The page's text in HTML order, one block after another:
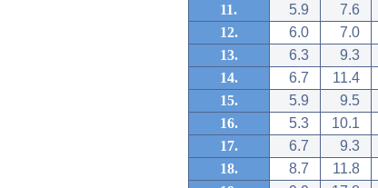
11.
5.9 7.6
12.
6.0 7.0
13.
6.3 9.3
14.
6.7 11.4
15.
5.9 9.5
16.
5.3 10.1
17.
6.7 9.3
18.
8.7 11.8